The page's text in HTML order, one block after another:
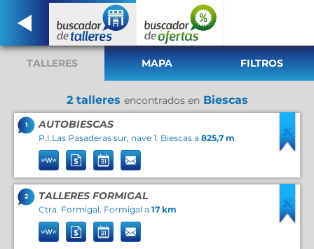
TALLERES MAPA FILTROS
2 talleres encontrados en Biescas
1 AUTOBIESCAS
P.I.Las Pasaderas sur, nave 1. Biescas a 825,7 m
2 TALLERES FORMIGAL
Ctra. Formigal. Formigal a 17 km